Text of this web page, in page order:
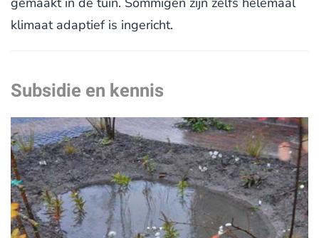
klimaat adaptief is ingericht.
Subsidie en kennis